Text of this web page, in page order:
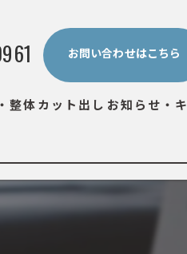
お問い合わせはこちら
整体カット出し お知らせ・